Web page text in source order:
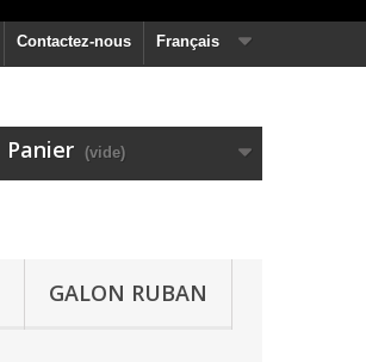
Français
Contactez-nous
Panier (vide)
GALON RUBAN